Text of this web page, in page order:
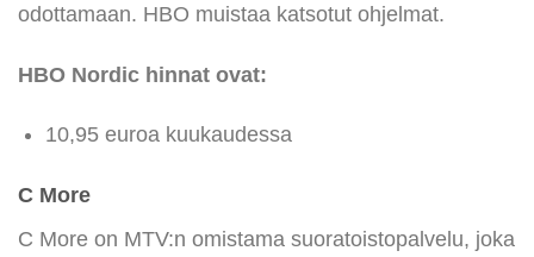
odottamaan. HBO muistaa katsotut ohjelmat.
HBO Nordic hinnat ovat:
10,95 euroa kuukaudessa
C More
C More on MTV:n omistama suoratoistopalvelu, joka